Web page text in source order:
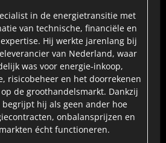
van technische, financiële en
Hij werkte jarenlang bij
van Nederland, waar
was voor energie‑inkoop,
risicobeheer en het doorrekenen
de groothandelsmarkt. Dankzij
hij als geen ander hoe
onbalansprijzen en
écht functioneren.